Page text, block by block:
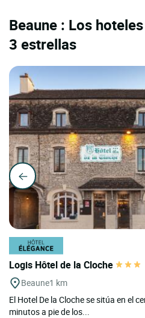
Beaune : Los
3 estrellas
Logis Hôtel de la Cloche
Beaune1 km
El Hotel De la Cloche se sitúa en el
minutos a pie de los...